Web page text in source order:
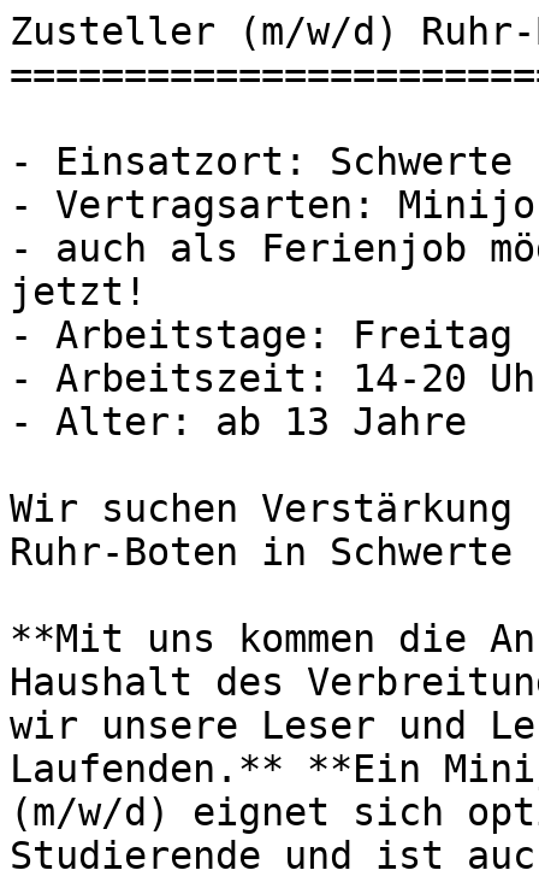
Zusteller (m/w/d)
- Einsatzort: Schwerte
- Vertragsarten:
- auch als Ferienjob
jetzt!
- Arbeitstage: Freitag
- Arbeitszeit: 14-20
- Alter: ab 13 Jahre
Wir suchen
Ruhr-Boten in Schwerte
**Mit uns kommen die
Haushalt des
wir unsere Leser und
Laufenden.** **Ein
(m/w/d) eignet sich
Studierende und ist